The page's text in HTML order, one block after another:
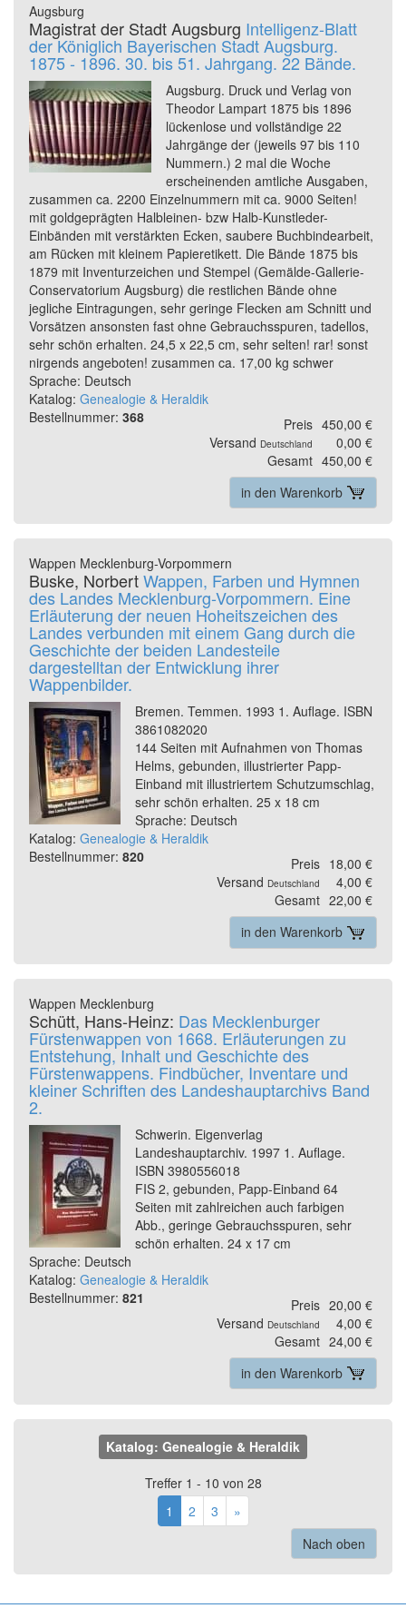
Augsburg
Magistrat der Stadt Augsburg Intelligenz-Blatt
der Königlich Bayerischen Stadt Augsburg.
1875 - 1896. 30. bis 51. Jahrgang. 22 Bände.
Augsburg. Druck und Verlag von
Theodor Lampart 1875 bis 1896
lückenlose und vollständige 22
Jahrgänge der (jeweils 97 bis 110
Nummern.) 2 mal die Woche
erscheinenden amtliche Ausgaben,
zusammen ca. 2200 Einzelnummern mit ca. 9000 Seiten!
mit goldgeprägten Halbleinen- bzw Halb-Kunstleder-
Einbänden mit verstärkten Ecken, saubere Buchbindearbeit,
am Rücken mit kleinem Papieretikett. Die Bände 1875 bis
1879 mit Inventurzeichen und Stempel (Gemälde-Gallerie-
Conservatorium Augsburg) die restlichen Bände ohne
jegliche Eintragungen, sehr geringe Flecken am Schnitt und
Vorsätzen ansonsten fast ohne Gebrauchsspuren, tadellos,
sehr schön erhalten. 24,5 x 22,5 cm, sehr selten! rar! sonst
nirgends angeboten! zusammen ca. 17,00 kg schwer
Sprache: Deutsch
Katalog: Genealogie & Heraldik
Bestellnummer: 368 Preis 450,00 €
Versand Deutschland
0,00 €
Gesamt 450,00 €
in den Warenkorb
Wappen Mecklenburg-Vorpommern
Buske, NorbertWappen, Farben und Hymnen
des Landes Mecklenburg-Vorpommern. Eine
Erläuterung der neuen Hoheitszeichen des
Landes verbunden mit einem Gang durch die
Geschichte der beiden Landesteile
dargestelltan der Entwicklung ihrer
Wappenbilder.
Bremen. Temmen. 1993 1. Auflage. ISBN
3861082020
144 Seiten mit Aufnahmen von Thomas
Helms, gebunden, illustrierter Papp-
Einband mit illustriertem Schutzumschlag,
sehr schön erhalten. 25 x 18 cm
Sprache: Deutsch
Katalog: Genealogie & Heraldik
Bestellnummer: 820 Preis 18,00 €
Versand Deutschland
4,00 €
Gesamt 22,00 €
in den Warenkorb
Wappen Mecklenburg
Schütt, Hans-Heinz: Das Mecklenburger
Fürstenwappen von 1668. Erläuterungen zu
Entstehung, Inhalt und Geschichte des
Fürstenwappens. Findbücher, Inventare und
kleiner Schriften des Landeshauptarchivs Band
2.
Schwerin. Eigenverlag
Landeshauptarchiv. 1997 1. Auflage.
ISBN 3980556018
FIS 2, gebunden, Papp-Einband 64
Seiten mit zahlreichen auch farbigen
Abb., geringe Gebrauchsspuren, sehr
schön erhalten. 24 x 17 cm
Sprache: Deutsch
Katalog: Genealogie & Heraldik
Bestellnummer: 821 Preis 20,00 €
Versand Deutschland
4,00 €
Gesamt 24,00 €
in den Warenkorb
Katalog: Genealogie & Heraldik
Treffer 1 - 10 von 28
1
2 3
»
Nach oben